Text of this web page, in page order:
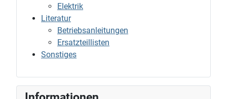
Elektrik
Literatur
Betriebsanleitungen
Ersatzteillisten
Sonstiges